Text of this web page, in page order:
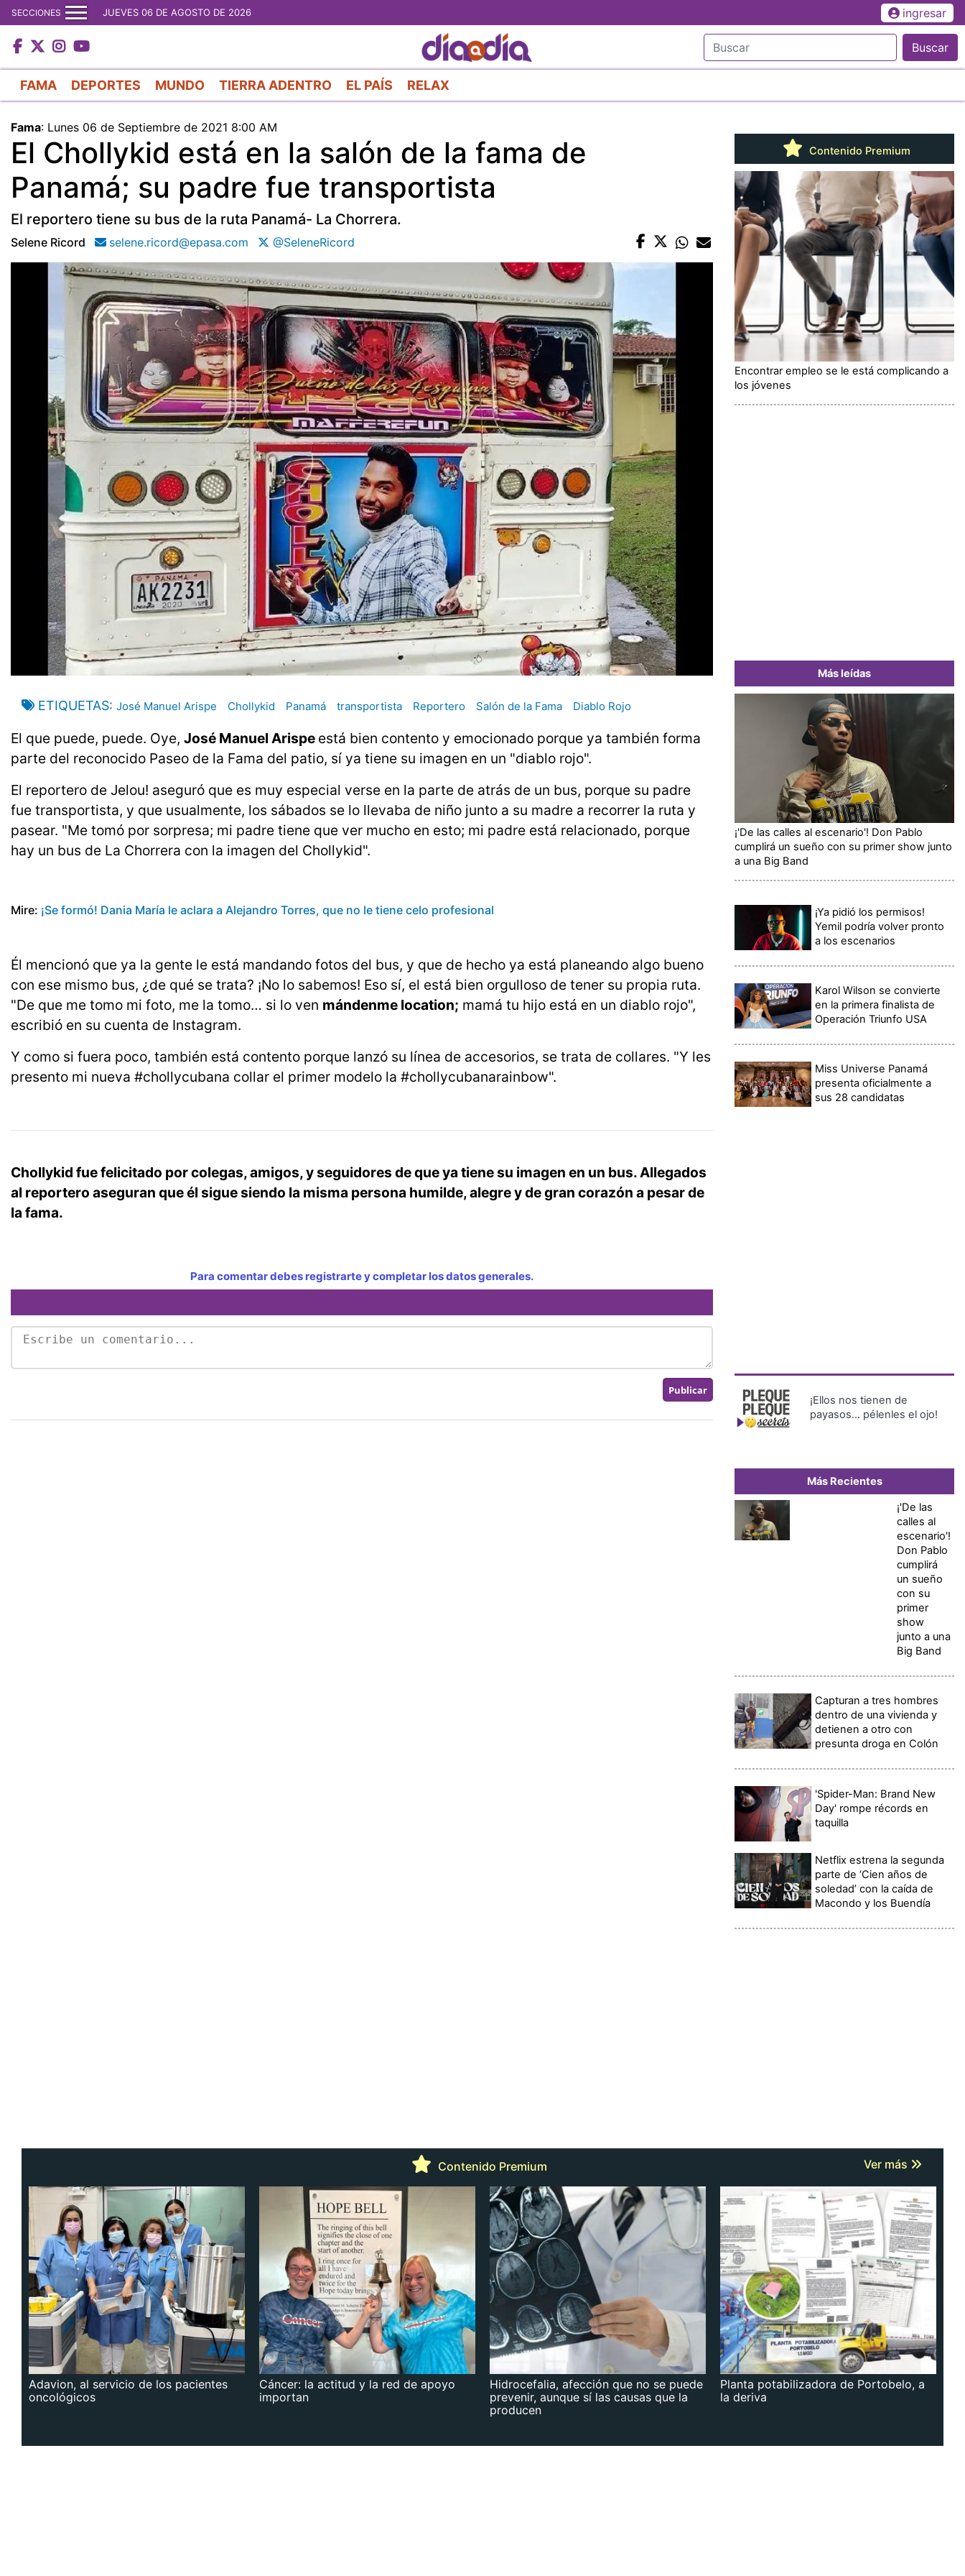
al
contenido
principal
SECCIONES JUEVES 06 DE AGOSTO DE 2026 ingresar
Buscar
FAMA DEPORTES MUNDO TIERRA ADENTRO EL PAÍS RELAX
Fama: Lunes 06 de Septiembre de 2021 8:00 AM
El Chollykid está en la salón de la fama de
Panamá; su padre fue transportista
El reportero tiene su bus de la ruta Panamá- La Chorrera.
Selene Ricord selene.ricord@epasa.com @SeleneRicord
ETIQUETAS José Manuel Arispe Chollykid Panamá transportista Reportero Salón de la Fama Diablo Rojo
El que puede, puede. Oye, José Manuel Arispe está bien contento y emocionado porque ya también forma
parte del reconocido Paseo de la Fama del patio, sí ya tiene su imagen en un "diablo rojo".
El reportero de Jelou! aseguró que es muy especial verse en la parte de atrás de un bus, porque su padre
fue transportista, y que usualmente, los sábados se lo llevaba de niño junto a su madre a recorrer la ruta y
pasear. "Me tomó por sorpresa; mi padre tiene que ver mucho en esto; mi padre está relacionado, porque
hay un bus de La Chorrera con la imagen del Chollykid".
Mire: ¡Se formó! Dania María le aclara a Alejandro Torres, que no le tiene celo profesional
Él mencionó que ya la gente le está mandando fotos del bus, y que de hecho ya está planeando algo bueno
con ese mismo bus, ¿de qué se trata? ¡No lo sabemos! Eso sí, el está bien orgulloso de tener su propia ruta.
"De que me tomo mi foto, me la tomo… si lo ven mándenme location; mamá tu hijo está en un diablo rojo",
escribió en su cuenta de Instagram.
Y como si fuera poco, también está contento porque lanzó su línea de accesorios, se trata de collares. "Y les
presento mi nueva #chollycubana collar el primer modelo la #chollycubanarainbow".
Chollykid fue felicitado por colegas, amigos, y seguidores de que ya tiene su imagen en un bus. Allegados
al reportero aseguran que él sigue siendo la misma persona humilde, alegre y de gran corazón a pesar de
la fama.
Para comentar debes registrarte y completar los datos generales.
Contenido Premium
Encontrar empleo se le está complicando a
los jóvenes
Más leídas
¡'De las calles al escenario'! Don Pablo
cumplirá un sueño con su primer show junto
a una Big Band
¡Ya pidió los permisos!
Yemil podría volver pronto
a los escenarios
Karol Wilson se convierte
en la primera finalista de
Operación Triunfo USA
Miss Universe Panamá
presenta oficialmente a
sus 28 candidatas
¡Ellos nos tienen de
payasos… pélenles el ojo!
Más Recientes
¡'De las
calles al
escenario'!
Don Pablo
cumplirá
un sueño
con su
primer
show
junto a una
Big Band
Capturan a tres hombres
dentro de una vivienda y
detienen a otro con
presunta droga en Colón
'Spider-Man: Brand New
Day' rompe récords en
taquilla
Netflix estrena la segunda
parte de ‘Cien años de
soledad’ con la caída de
Macondo y los Buendía
Contenido Premium Ver más
Adavion, al servicio de los pacientes
oncológicos
Cáncer: la actitud y la red de apoyo
importan
Hidrocefalia, afección que no se puede
prevenir, aunque sí las causas que la
producen
Planta potabilizadora de Portobelo, a
la deriva